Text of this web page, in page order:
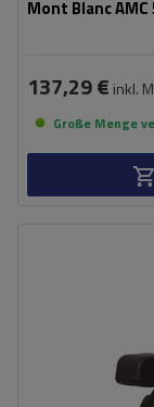
Mont Blanc
137,29 € inkl.
Große Menge